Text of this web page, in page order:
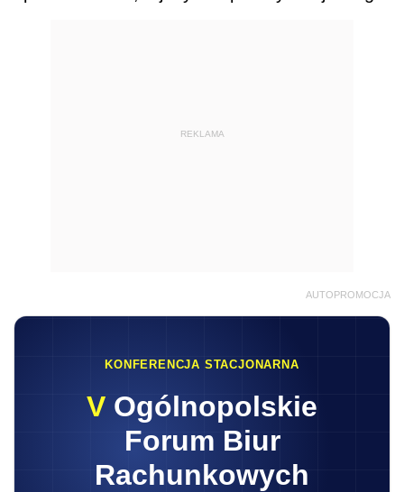
REKLAMA
AUTOPROMOCJA
KONFERENCJA STACJONARNA
V Ogólnopolskie
Forum Biur
Rachunkowych